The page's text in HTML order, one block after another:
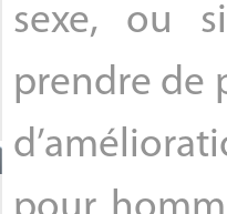
sexe, ou
prendre de